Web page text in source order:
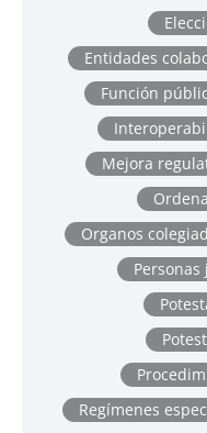
Entidades
Función
Mejora
Organos
Regímenes